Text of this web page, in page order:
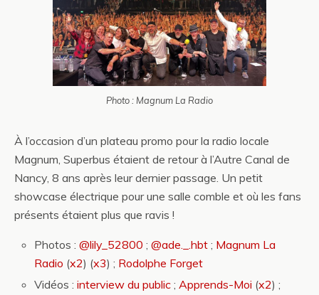
Photo : Magnum La Radio
À l’occasion d’un plateau promo pour la radio locale
Magnum, Superbus étaient de retour à l’Autre Canal de
Nancy, 8 ans après leur dernier passage. Un petit
showcase électrique pour une salle comble et où les fans
présents étaient plus que ravis !
Photos :@lily_52800 ;@ade._.hbt ; Magnum La
Radio (x2) (x3) ; Rodolphe Forget
Vidéos :interview du public ;Apprends-Moi (x2) ;